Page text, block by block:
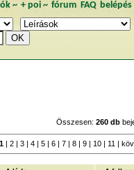
~ + poi~ fórum FAQ belépés
Összesen:260 db
1 2 3 4 5 6 7 8 9 10 11